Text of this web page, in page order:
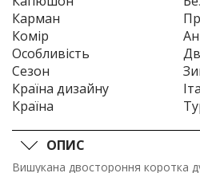
Карман
Комір
Особливість
Сезон
Країна дизайну
Країна
ОПИС
Вишукана двостороння коротка